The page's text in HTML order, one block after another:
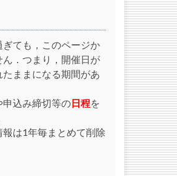
ても，このページか
．つまり，開催日が
ままになる期間があ
込み締切等の日程を
は1年毎まとめて削除